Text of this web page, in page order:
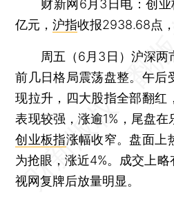
财新网6月3日电：创业
亿元，沪指收报2938.68点
周五（6月3日）沪深两
前几日格局震荡盘整。午后
现拉升，四大股指全部翻红
表现较强，涨逾1%，尾盘在
创业板指涨幅收窄。盘面上
为抢眼，涨近4%。成交上略
视网复牌后放量明显。